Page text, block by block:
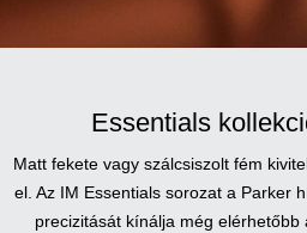
Essentials
Matt fekete vagy szálcsiszolt fém
el. Az IM Essentials sorozat a Parker
precizitását kínálja még